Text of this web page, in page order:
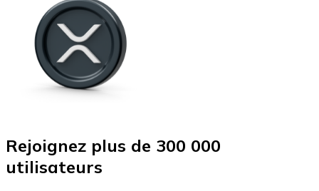
Rejoignez plus de 300 000
utilisateurs